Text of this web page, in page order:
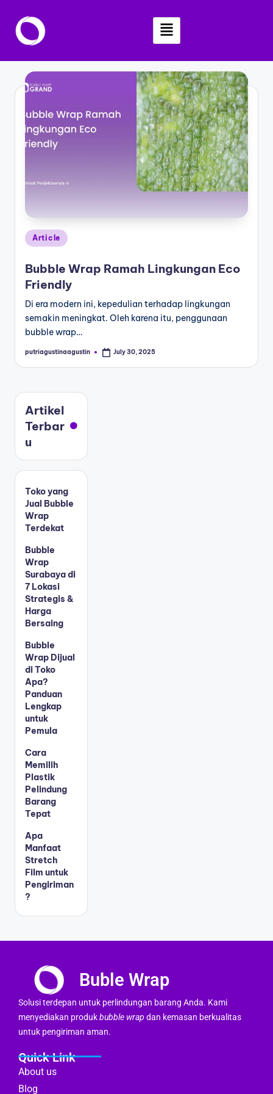
Skip
Article
Bubble Wrap Ramah Lingkungan Eco
Friendly
Di era modern ini, kepedulian terhadap lingkungan
semakin meningkat. Oleh karena itu, penggunaan
bubble wrap…
putriagustinaagustin July 30, 2025
Artikel
Terbar
u
Toko yang
Jual Bubble
Wrap
Terdekat
Bubble
Wrap
Surabaya di
7 Lokasi
Strategis &
Harga
Bersaing
Bubble
Wrap Dijual
di Toko
Apa?
Panduan
Lengkap
untuk
Pemula
Cara
Memilih
Plastik
Pelindung
Barang
Tepat
Apa
Manfaat
Stretch
Film untuk
Pengiriman
?
Buble Wrap
Solusi terdepan untuk perlindungan barang Anda. Kami
menyediakan produkbubble wrap dan kemasan berkualitas
untuk pengiriman aman.
Quick Link
About us
Blog